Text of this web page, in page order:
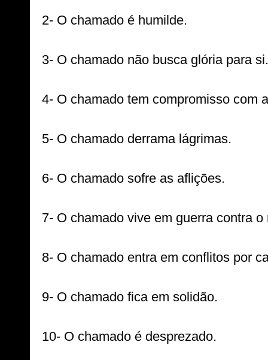
2- O chamado é humilde.
3- O chamado não busca glória para si.
4- O chamado tem compromisso com
5- O chamado derrama lágrimas.
6- O chamado sofre as aflições.
7- O chamado vive em guerra contra
8- O chamado entra em conflitos por
9- O chamado fica em solidão.
10- O chamado é desprezado.